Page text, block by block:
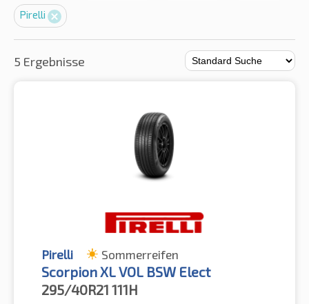
Pirelli
5 Ergebnisse
Pirelli Sommerreifen
Scorpion XL VOL BSW Elect
295/40R21 111H